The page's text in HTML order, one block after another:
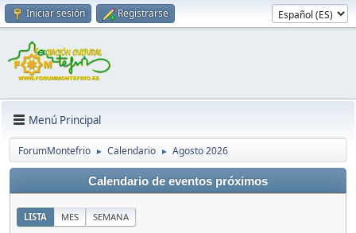
Iniciar sesión Registrarse
Menú Principal
ForumMontefrio ► Calendario ► Agosto 2026
Calendario de eventos próximos
LISTA MES SEMANA